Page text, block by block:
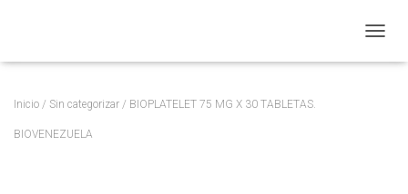
Inicio / Sin categorizar / BIOPLATELET 75 MG X 30 TABLETAS.
BIOVENEZUELA